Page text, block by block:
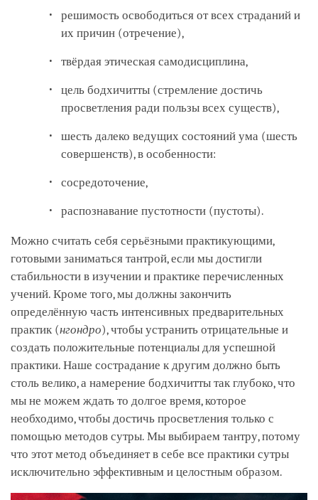
решимость освободиться от всех страданий и
их причин (отречение),
твёрдая этическая самодисциплина,
цель бодхичитты (стремление достичь
просветления ради пользы всех существ),
шесть далеко ведущих состояний ума (шесть
совершенств), в особенности:
сосредоточение,
распознавание пустотности (пустоты).
Можно считать себя серьёзными практикующими,
готовыми заниматься тантрой, если мы достигли
стабильности в изучении и практике перечисленных
учений. Кроме того, мы должны закончить
определённую часть интенсивных предварительных
практик (нгондро), чтобы устранить отрицательные и
создать положительные потенциалы для успешной
практики. Наше сострадание к другим должно быть
столь велико, а намерение бодхичитты так глубоко, что
мы не можем ждать то долгое время, которое
необходимо, чтобы достичь просветления только с
помощью методов сутры. Мы выбираем тантру, потому
что этот метод объединяет в себе все практики сутры
исключительно эффективным и целостным образом.